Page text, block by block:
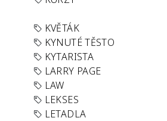
KVĚTÁK
KYNUTÉ TĚSTO
KYTARISTA
LARRY PAGE
LAW
LEKSES
LETADLA